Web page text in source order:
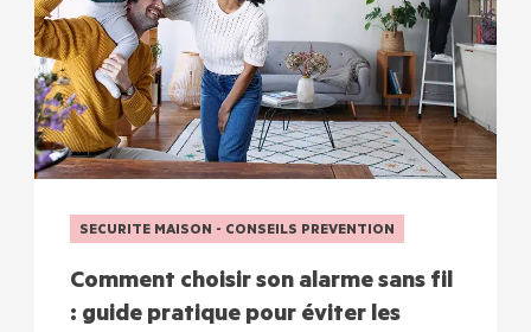
SECURITE MAISON - CONSEILS PREVENTION
Comment choisir son alarme sans fil
: guide pratique pour éviter les